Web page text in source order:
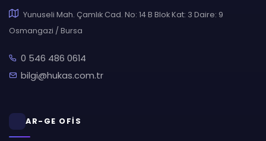
Yunuseli Mah. Çamlık Cad. No: 14 B Blok Kat: 3 Daire: 9
Osmangazi / Bursa
0 546 486 0614
bilgi@hukas.com.tr
AR-GE OFİS